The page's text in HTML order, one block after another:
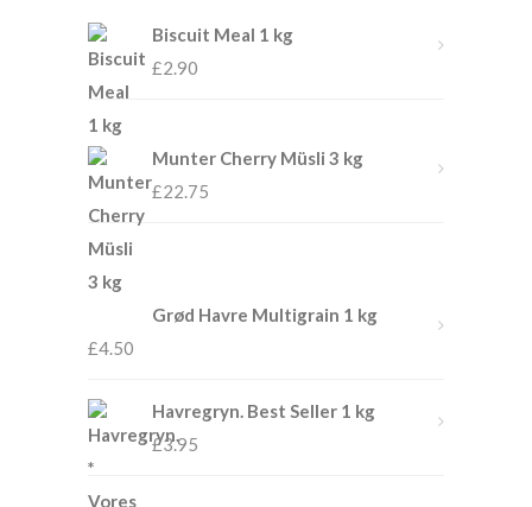
Biscuit Meal 1 kg
£2.90
Munter Cherry Müsli 3 kg
£22.75
Grød Havre Multigrain 1 kg
£4.50
Havregryn. Best Seller 1 kg
£3.95